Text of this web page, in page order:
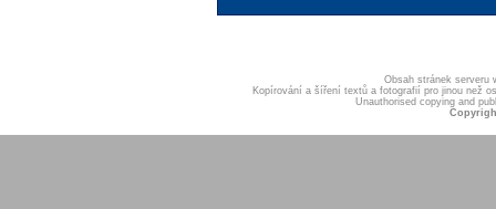
Obsah stránek serveru
Kopírování a šíření textů a fotografií pro jinou než
Unauthorised copying and